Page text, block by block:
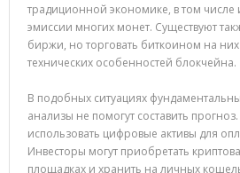
традиционной экономике, в том числе
эмиссии многих монет. Существуют
биржи, но торговать биткоином на них
технических особенностей блокчейна.
В подобных ситуациях
анализы не помогут составить
использовать цифровые активы для
Инвесторы могут приобретать
площадках и хранить на личных